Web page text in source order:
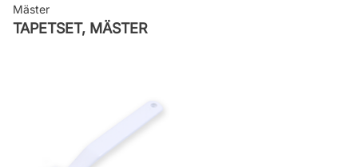
Mäster
TAPETSET, MÄSTER